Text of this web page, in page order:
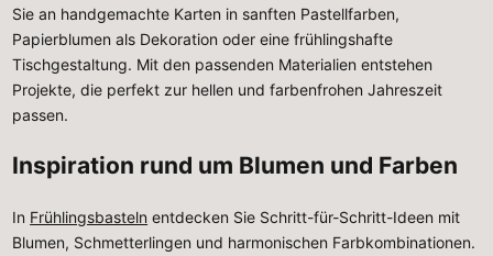
Sie an handgemachte Karten in sanften Pastellfarben,
Papierblumen als Dekoration oder eine frühlingshafte
Tischgestaltung. Mit den passenden Materialien entstehen
Projekte, die perfekt zur hellen und farbenfrohen Jahreszeit
passen.
Inspiration rund um Blumen und Farben
In Frühlingsbasteln entdecken Sie Schritt-für-Schritt-Ideen mit
Blumen, Schmetterlingen und harmonischen Farbkombinationen.